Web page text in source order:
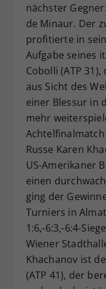
nächster
de Minaur. Der
profitierte in
Aufgabe seines
Cobolli (ATP
aus Sicht des
einer Blessur in
mehr
Russe Karen
US-Amerikaner
einen
ging der
Turniers in
1:6,-6:3,-6:4-
Wiener
Khachanov ist
(ATP 41), der